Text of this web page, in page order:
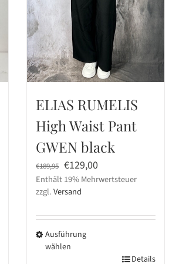
ELIAS RUMELIS
High Waist Pant
GWEN black
€189,95 Ursprünglicher
Preis
war:
€189,95
€129,00Aktueller
Preis
€129,00.
Enthält 19% Mehrwertsteuer
zzgl.Versand
Ausführung
wählen
Details